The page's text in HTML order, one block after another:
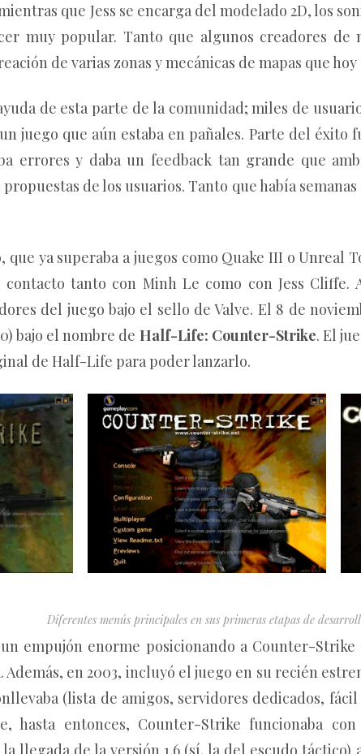
que Jess se encarga del modelado 2D, los
muy popular. Tanto que algunos creadores de
de varias zonas y mecánicas de mapas que
de esta parte de la comunidad; miles de
juego que aún estaba en pañales. Parte del éxito
errores y daba un feedback tan grande que
de los usuarios. Tanto que había
ya superaba a juegos como Quake III o Unreal
tanto con Minh Le como con Jess Cliffe.
del juego bajo el sello de Valve. El 8 de
bajo el nombre de Half-Life: Counter-Strike. El
de Half-Life para poder lanzarlo.
Diferentes menús principales en sus primeras etapas de
empujón enorme posicionando a Counter-
en 2003, incluyó el juego en su recién
(lista de amigos, servidores dedicados,
hasta entonces, Counter-Strike funcionaba